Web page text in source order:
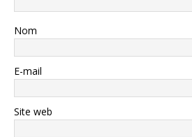
Nom
E-mail
Site web